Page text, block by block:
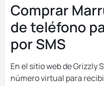
Comprar
de teléfono
por SMS
En el sitio web de Grizzly
número virtual para